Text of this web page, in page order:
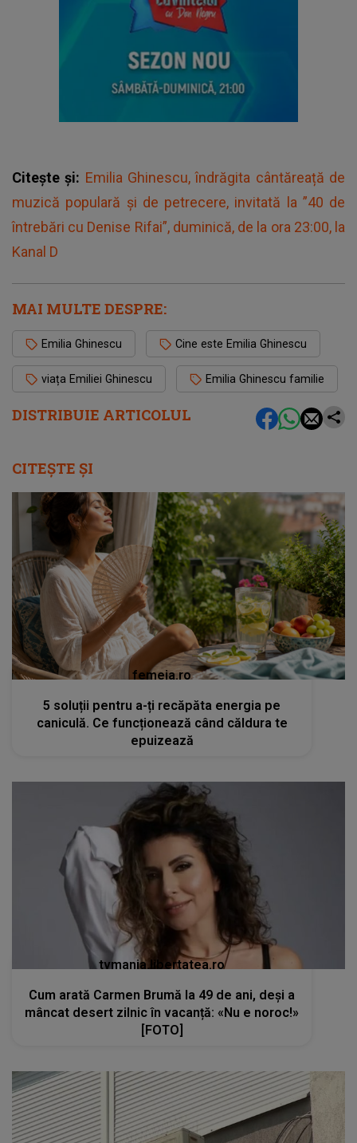
DISTRIBUIE ARTICOLUL
Citește și: Emilia Ghinescu, îndrăgita cântăreață de
muzică populară și de petrecere, invitată la ”40 de
întrebări cu Denise Rifai”, duminică, de la ora 23:00, la
Kanal D
MAI MULTE DESPRE:
Emilia Ghinescu Cine este Emilia Ghinescu
viața Emiliei Ghinescu Emilia Ghinescu familie
CITEȘTE ȘI
femeia.ro
5 soluții pentru a-ți recăpăta energia pe
caniculă. Ce funcționează când căldura te
epuizează
tvmania.libertatea.ro
Cum arată Carmen Brumă la 49 de ani, deși a
mâncat desert zilnic în vacanță: «Nu e noroc!»
[FOTO]